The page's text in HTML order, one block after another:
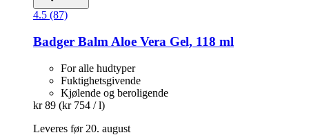
4.5 (87)
Badger Balm Aloe Vera Gel, 118 ml
For alle hudtyper
Fuktighetsgivende
Kjølende og beroligende
kr 89 (kr 754 / l)
Leveres før 20. august